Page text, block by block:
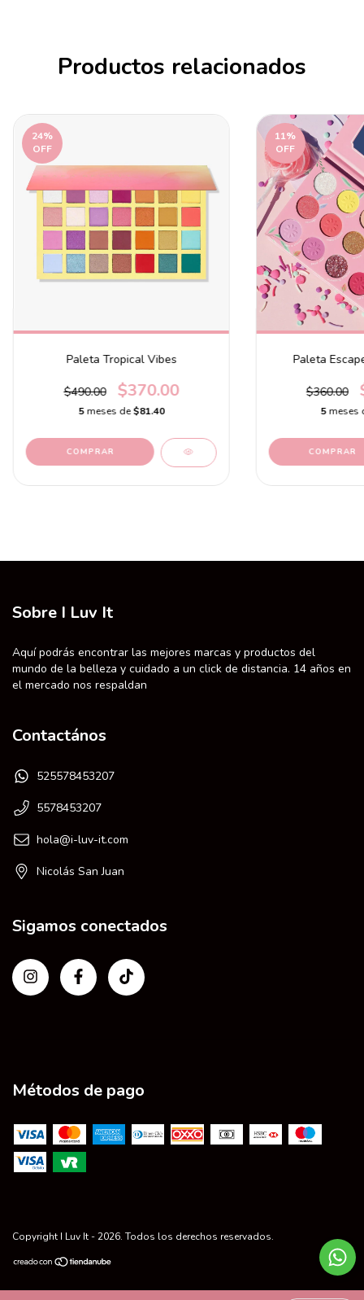
Productos relacionados
24%
OFF
Paleta Tropical Vibes
$490.00 $370.00
5 meses de$81.40
11%
OFF
Paleta
$360.00
5meses
Sobre I Luv It
Aquí podrás encontrar las mejores marcas y productos del
mundo de la belleza y cuidado a un click de distancia. 14 años en
el mercado nos respaldan
Contactános
525578453207
5578453207
hola@i-luv-it.com
Nicolás San Juan
Sigamos conectados
Métodos de pago
Copyright I Luv It - 2026. Todos los derechos reservados.